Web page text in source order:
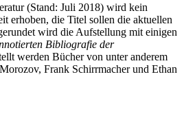
(Stand: Juli 2018) wird kein
erhoben, die Titel sollen die aktuellen
wird die Aufstellung mit einigen
Bibliografie der
werden Bücher von unter anderem
Frank Schirrmacher und Ethan